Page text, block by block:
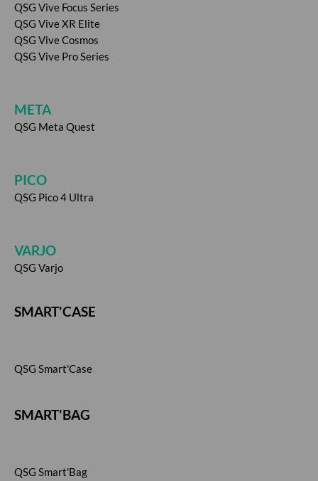
QSG Vive Focus Series
QSG Vive XR Elite
QSG Vive Cosmos
QSG Vive Pro Series
META
QSG Meta Quest
PICO
QSG Pico 4 Ultra
VARJO
QSG Varjo
SMART'CASE
QSG Smart'Case
SMART'BAG
QSG Smart'Bag